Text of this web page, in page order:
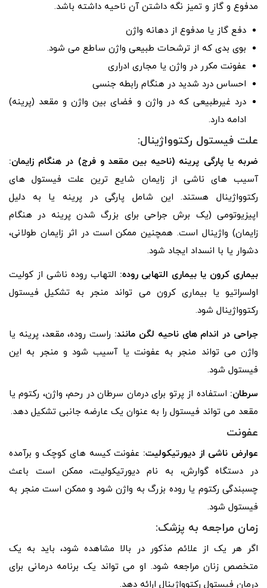
مدفوع و گاز و تمیز نگه داشتن آن ناحیه داشته باشد.
دفع گاز یا مدفوع از دهانه واژن
بوی بدی که از ترشحات طبیعی واژن ساطع می شود.
عفونت مکرر در واژن یا مجاری ادراری
احساس درد شدید در هنگام رابطه جنسی
درد غیرطبیعی که در واژن و فضای بین واژن و مقعد (پرینه)
ادامه دارد.
علت فیستول رکتوواژینال:
ضربه یا پارگی پرینه (ناحیه بین مقعد و فرج) در هنگام زایمان:
آسیب های ناشی از زایمان شایع ترین علت فیستول های
رکتوواژینال هستند. این شامل پارگی در پرینه یا به دلیل
اپیزیوتومی (یک برش جراحی برای بزرگ شدن پرینه در هنگام
زایمان) واژینال است. همچنین ممکن است در اثر زایمان طولانی،
دشوار یا با انسداد ایجاد شود.
بیماری کرون یا بیماری التهابی روده: التهاب روده ناشی از کولیت
اولسراتیو یا بیماری کرون می تواند منجر به تشکیل فیستول
رکتوواژینال شود.
جراحی در اندام های ناحیه لگن مانند: راست روده، مقعد، پرینه یا
واژن می تواند منجر به عفونت یا آسیب شود و منجر به این
فیستول شود.
سرطان: استفاده از پرتو برای درمان سرطان در رحم، واژن، رکتوم یا
مقعد می تواند فیستول را به عنوان یک عارضه جانبی تشکیل دهد.
عفونت
عوارض ناشی از دیورتیکولیت: عفونت کیسه های کوچک و برآمده
در دستگاه گوارش، به نام دیورتیکولیت، ممکن است باعث
چسبندگی رکتوم یا روده بزرگ به واژن شود و ممکن است منجر به
فیستول شود.
زمان مراجعه به پزشک:
اگر هر یک از علائم مذکور در بالا مشاهده شود، باید به یک
متخصص زنان مراجعه شود. او می تواند یک برنامه درمانی برای
درمان فیستول رکتوواژینال ارائه دهد.